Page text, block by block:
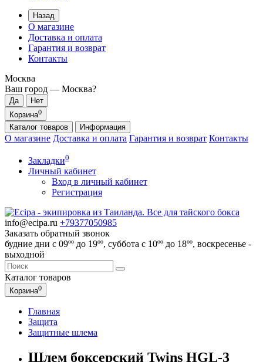
Назад
О магазине
Доставка и оплата
Гарантия и возврат
Контакты
Москва
Ваш город — Москва?
Корзина0
Каталог товаров Информация
О магазине Доставка и оплата Гарантия и возврат Контакты
Закладки0
Личный кабинет
Вход в личный кабинет
Регистрация
info@ecipa.ru +79377050985
Заказать обратный звонок
будние дни с 09ºº до 19ºº, суббота с 10ºº до 18ºº, воскресенье -
выходной
Каталог товаров
Корзина0
Главная
Защита
Защитные шлема
Шлем боксерский Twins HGL-3